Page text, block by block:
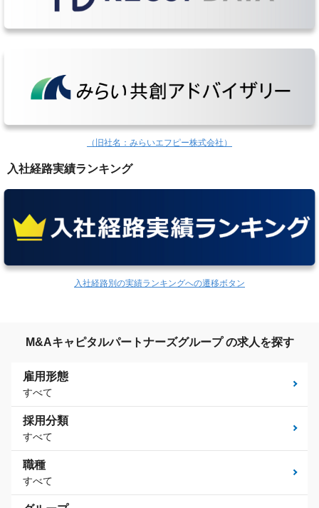
（旧社名：みらいエフピー株式会社）
入社経路実績ランキング
入社経路別の実績ランキングへの遷移ボタン
M&Aキャピタルパートナーズグループ の求人を探す
雇用形態
すべて
採用分類
すべて
職種
すべて